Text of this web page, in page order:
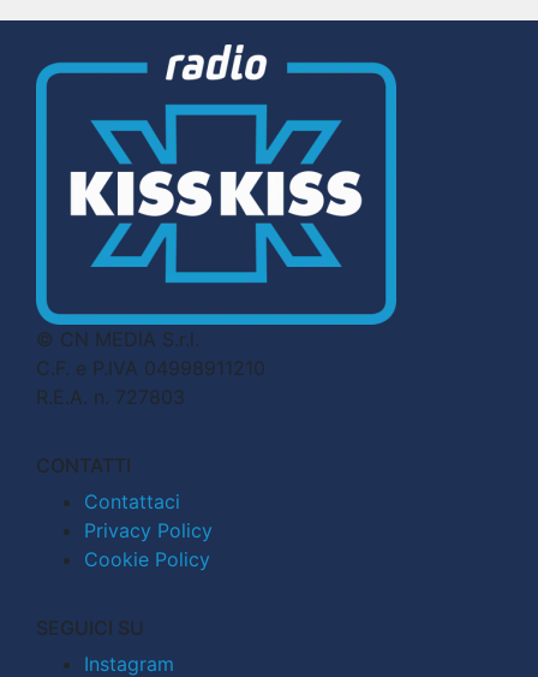
© CN MEDIA S.r.l.
C.F. e P.IVA 04998911210
R.E.A. n. 727803
CONTATTI
Contattaci
Privacy Policy
Cookie Policy
SEGUICI SU
Instagram